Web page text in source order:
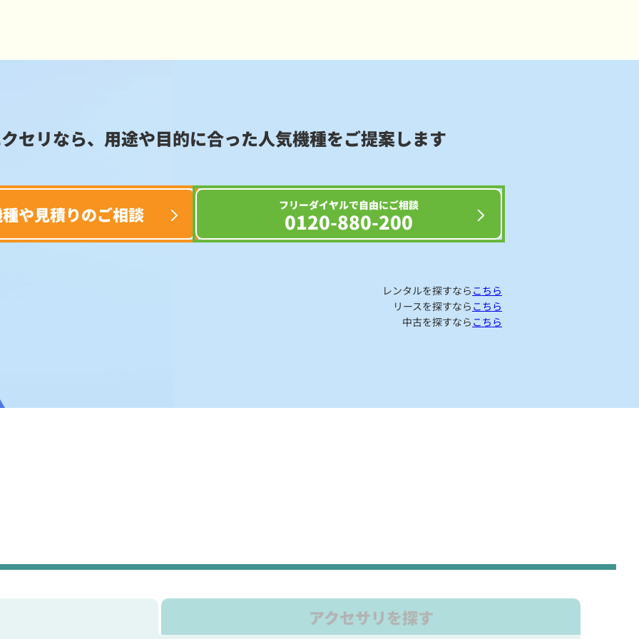
セリなら、用途や目的に合った人気機種をご提案します
や見積りのご相談 フリーダイヤルで自由にご相談
0120-880-200
レンタルを探すなら こちら
リースを探すなら こちら
中古を探すなら こちら
アクセサリを探す